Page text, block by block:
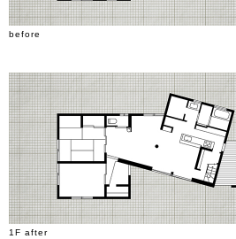
before
1F after